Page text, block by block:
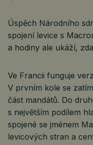
Úspěch Národního
spojení levice s
a hodiny ale ukáží,
Ve Francii funguje
V prvním kole se
část mandátů. Do
s největším podílem
spojené se jménem
levicových stran a